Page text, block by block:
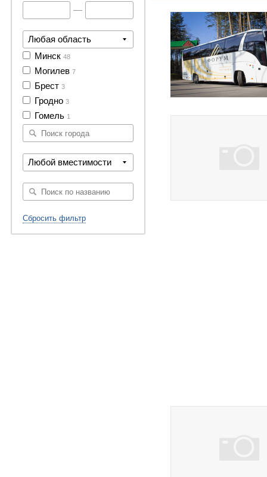
—
Любая область
Минск 48
Могилев 7
Брест 3
Гродно 3
Гомель 1
Любой вместимости
Сбросить фильтр